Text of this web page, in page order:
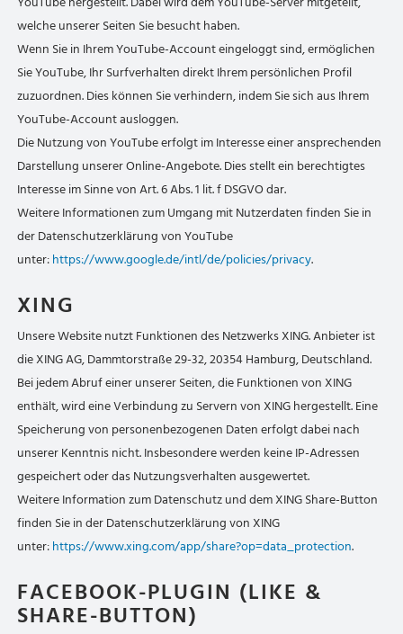
welche unserer Seiten Sie besucht haben.
Wenn Sie in Ihrem YouTube-Account eingeloggt sind, ermöglichen
Sie YouTube, Ihr Surfverhalten direkt Ihrem persönlichen Profil
zuzuordnen. Dies können Sie verhindern, indem Sie sich aus Ihrem
YouTube-Account ausloggen.
Die Nutzung von YouTube erfolgt im Interesse einer ansprechenden
Darstellung unserer Online-Angebote. Dies stellt ein berechtigtes
Interesse im Sinne von Art. 6 Abs. 1 lit. f DSGVO dar.
Weitere Informationen zum Umgang mit Nutzerdaten finden Sie in
der Datenschutzerklärung von YouTube
unter:https://www.google.de/intl/de/policies/privacy.
XING
Unsere Website nutzt Funktionen des Netzwerks XING. Anbieter ist
die XING AG, Dammtorstraße 29-32, 20354 Hamburg, Deutschland.
Bei jedem Abruf einer unserer Seiten, die Funktionen von XING
enthält, wird eine Verbindung zu Servern von XING hergestellt. Eine
Speicherung von personenbezogenen Daten erfolgt dabei nach
unserer Kenntnis nicht. Insbesondere werden keine IP-Adressen
gespeichert oder das Nutzungsverhalten ausgewertet.
Weitere Information zum Datenschutz und dem XING Share-Button
finden Sie in der Datenschutzerklärung von XING
unter:https://www.xing.com/app/share?op=data_protection.
FACEBOOK-PLUGIN (LIKE &
SHARE-BUTTON)